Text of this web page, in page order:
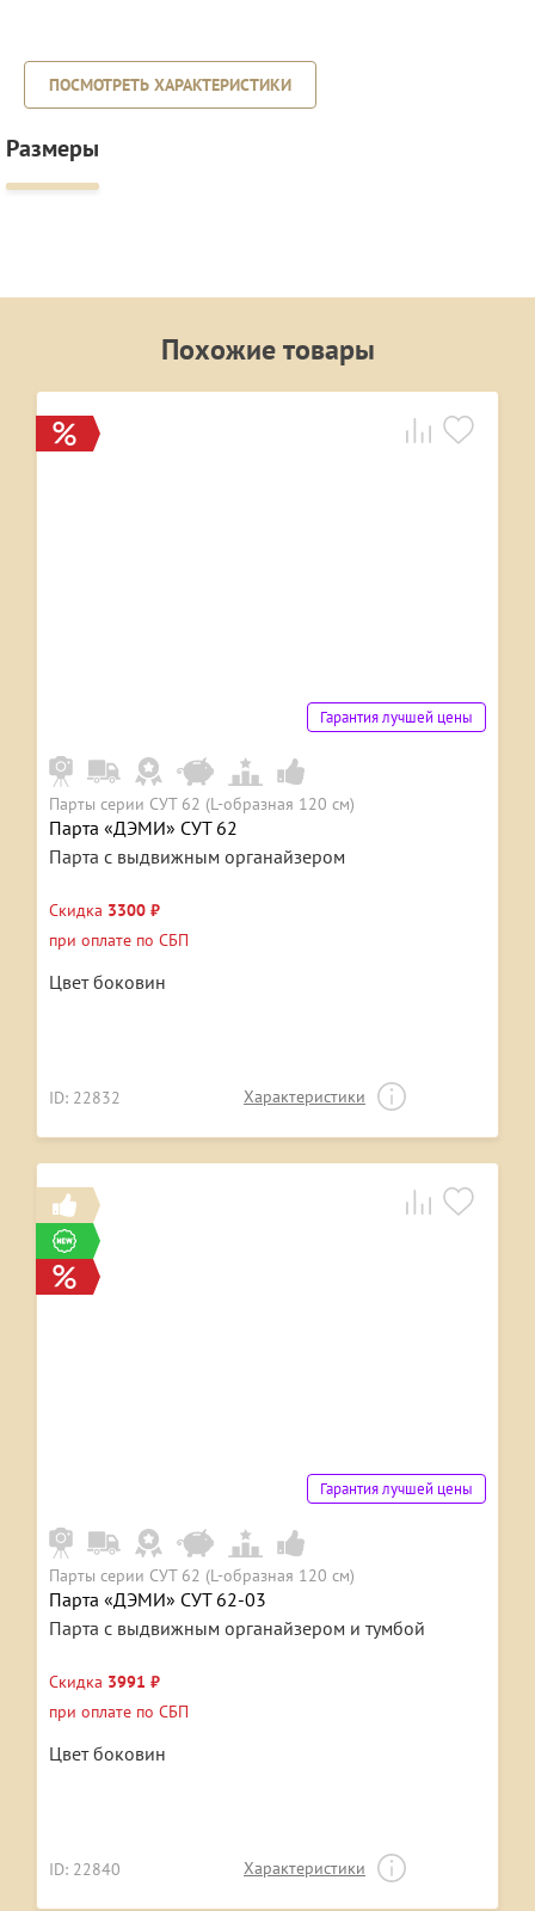
ПОСМОТРЕТЬ ХАРАКТЕРИСТИКИ
Размеры
Похожие товары
Гарантия лучшей цены
Парты серии СУТ 62 (L-образная 120 см)
Парта «ДЭМИ» СУТ 62
Парта с выдвижным органайзером
Скидка 3300 ₽
при оплате по СБП
Цвет боковин
ID: 22832 Характеристики
Гарантия лучшей цены
Парты серии СУТ 62 (L-образная 120 см)
Парта «ДЭМИ» СУТ 62-03
Парта с выдвижным органайзером и тумбой
Скидка 3991 ₽
при оплате по СБП
Цвет боковин
ID: 22840 Характеристики